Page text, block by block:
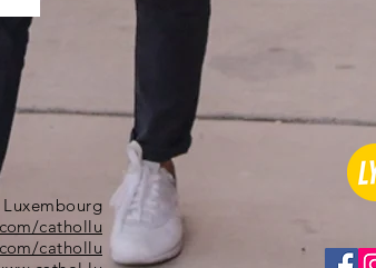
cathollu
cathollu